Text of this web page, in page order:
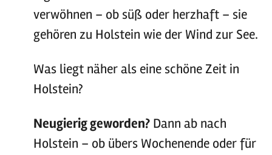
verwöhnen – ob süß oder herzhaft – sie
gehören zu Holstein wie der Wind zur See.
Was liegt näher als eine schöne Zeit in
Holstein?
Neugierig geworden?Dann ab nach
Holstein – ob übers Wochenende oder für